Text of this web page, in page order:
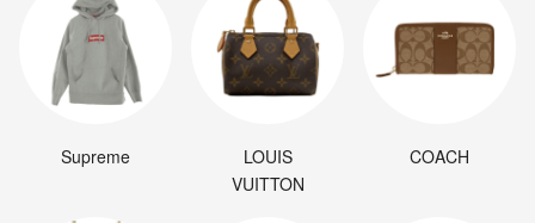
Supreme
LOUIS
VUITTON
COACH